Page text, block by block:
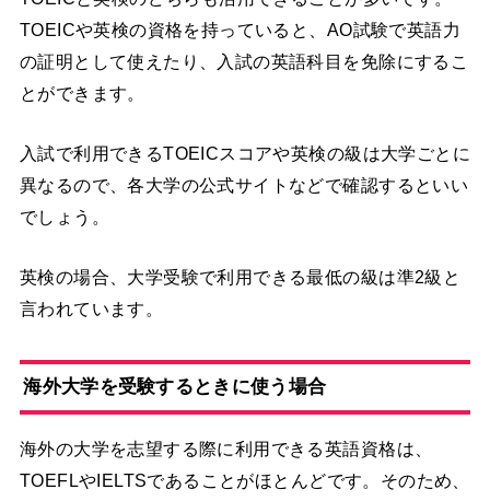
TOEICや英検の資格を持っていると、AO試験で英語力
の証明として使えたり、入試の英語科目を免除にするこ
とができます。
入試で利用できるTOEICスコアや英検の級は大学ごとに
異なるので、各大学の公式サイトなどで確認するといい
でしょう。
英検の場合、大学受験で利用できる最低の級は準2級と
言われています。
海外大学を受験するときに使う場合
海外の大学を志望する際に利用できる英語資格は、
TOEFLやIELTSであることがほとんどです。そのため、